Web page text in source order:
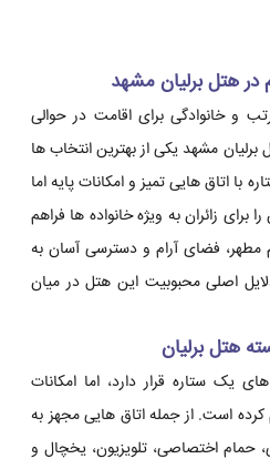
در هتل برلیان مشهد
و خانوادگی برای اقامت در حوالی
مشهد یکی از بهترین انتخاب ها
اتاق هایی تمیز و امکانات پایه اما
برای زائران به ویژه خانواده ها فراهم
مطهر، فضای آرام و دسترسی آسان به
اصلی محبوبیت این هتل در میان
هتل برلیان
یک ستاره قرار دارد، اما امکانات
است. از جمله اتاق هایی مجهز به
حمام اختصاصی، تلویزیون، یخچال و